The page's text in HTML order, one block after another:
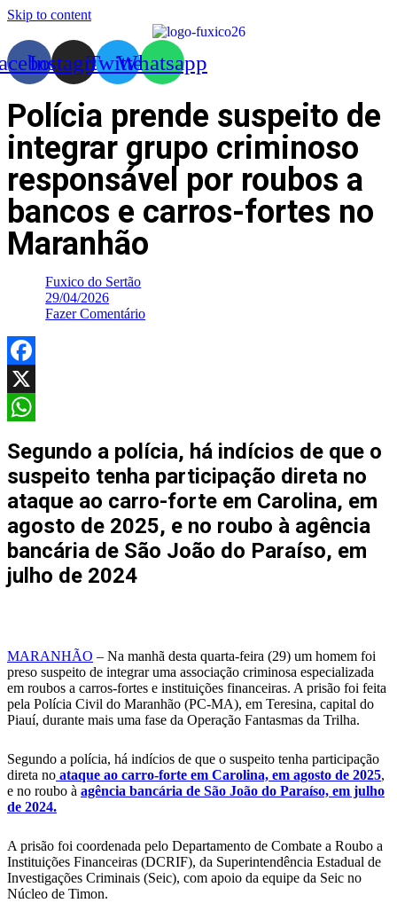
Skip to content
InstagramTwitterWhatsapp
Polícia prende suspeito de
integrar grupo criminoso
responsável por roubos a
bancos e carros-fortes no
Maranhão
Fuxico do Sertão
29/04/2026
Fazer Comentário
Facebook
X
Segundo a polícia, há indícios de que o
suspeito tenha participação direta no
ataque ao carro-forte em Carolina, em
agosto de 2025, e no roubo à agência
bancária de São João do Paraíso, em
julho de 2024
MARANHÃO – Na manhã desta quarta-feira (29) um homem foi
preso suspeito de integrar uma associação criminosa especializada
em roubos a carros-fortes e instituições financeiras. A prisão foi feita
pela Polícia Civil do Maranhão (PC-MA), em Teresina, capital do
Piauí, durante mais uma fase da Operação Fantasmas da Trilha.
Segundo a polícia, há indícios de que o suspeito tenha participação
direta no ataque ao carro-forte em Carolina, em agosto de 2025,
e no roubo à agência bancária de São João do Paraíso, em julho
de 2024.
A prisão foi coordenada pelo Departamento de Combate a Roubo a
Instituições Financeiras (DCRIF), da Superintendência Estadual de
Investigações Criminais (Seic), com apoio da equipe da Seic no
Núcleo de Timon.